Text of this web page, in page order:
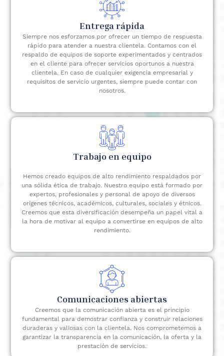
Entrega rápida
Siempre nos esforzamos por ofrecer un tiempo de respuesta
rápido para atender a nuestra clientela. Contamos con el
respaldo de equipos de soporte experimentados y centrados
en el cliente para ofrecer servicios oportunos a nuestra
clientela. En caso de cualquier exigencia empresarial y
requisitos de servicio urgentes, siempre puede contar con
nosotros.
Trabajo en equipo
Hemos creado equipos de alto rendimiento respaldados por
una sólida ética de trabajo. Nuestro equipo está formado por
expertos, profesionales y personal de apoyo de diversos
orígenes técnicos, académicos, culturales, sociales y étnicos.
Creemos que esta diversificación desempeña un papel vital a
la hora de motivar al equipo a convertirse en equipos de alto
rendimiento.
Comunicaciones abiertas
Creemos que la comunicación abierta es el principio
fundamental para demostrar confianza y construir relaciones
duraderas y valiosas con la clientela. Nos comprometemos a
garantizar la transparencia en la comunicación, la oferta y la
prestación de servicios.